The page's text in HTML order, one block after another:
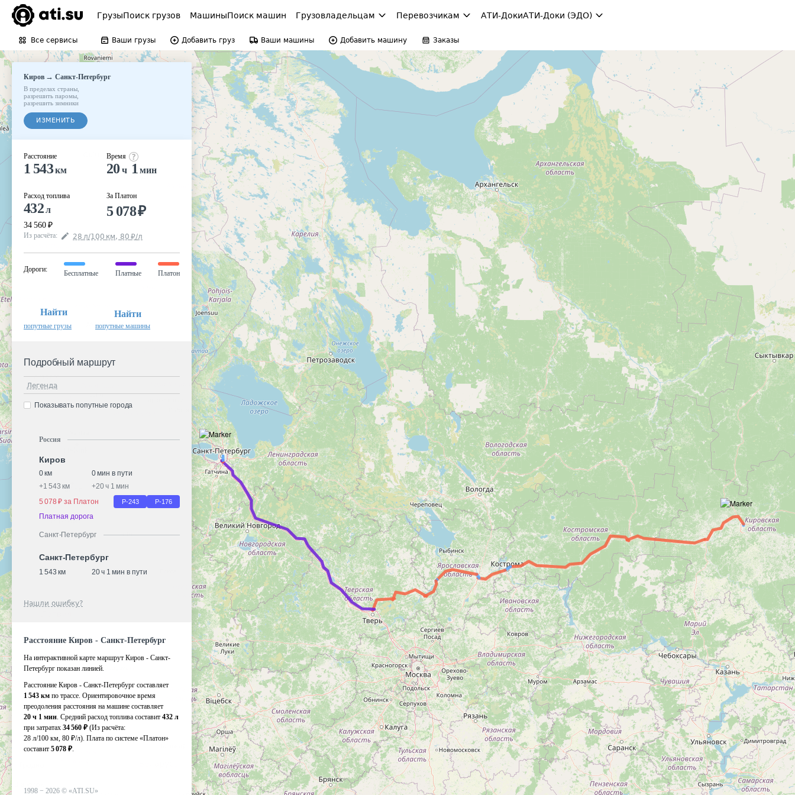
ГрузыПоиск грузов МашиныПоиск машин Грузовладельцам Перевозчикам АТИ-ДокиАТИ-Доки (ЭДО)
Все сервисы Ваши грузы Добавить груз Ваши машины Добавить машину Заказы
Киров→Санкт-Петербург
В пределах страны
разрешить паромы
разрешить зимники
ИЗМЕНИТЬ
Расстояние
1 543км
Расход топлива
432л
34 560 ₽
Время
20 ч 1 мин
За Платон
5 078₽
Из расчёта: 28 л/100 км, 80 ₽/л
Дороги:
Бесплатные Платные Платон
Найти
попутные грузы
Найти
попутные машины
Подробный маршрут
Легенда
Показывать попутные города
Россия
Киров
0 км
0 мин в пути
+1 543 км +20 ч 1 мин
5 078 ₽ за Платон
Р-243 Р-176
Платная дорога
Санкт-Петербург
Санкт-Петербург
1 543 км 20 ч 1 мин в пути
Нашли ошибку?
Расстояние Киров - Санкт-Петербург
На интерактивной карте маршрут Киров - Санкт-
Петербург показан линией.
Расстояние Киров - Санкт-Петербург составляет
1 543 км по трассе. Ориентировочное время
преодоления расстояния на машине составляет
20 ч 1 мин. Средний расход топлива составит 432 л
при затратах 34 560 ₽ (Из расчёта:
28 л/100 км, 80 ₽/л). Плата по системе «Платон»
составит 5 078 ₽.
1998 − 2026 © «ATI.SU»